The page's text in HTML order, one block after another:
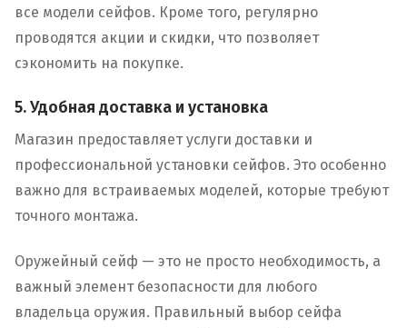
все модели сейфов. Кроме того, регулярно
проводятся акции и скидки, что позволяет
сэкономить на покупке.
5. Удобная доставка и установка
Магазин предоставляет услуги доставки и
профессиональной установки сейфов. Это особенно
важно для встраиваемых моделей, которые требуют
точного монтажа.
Оружейный сейф — это не просто необходимость, а
важный элемент безопасности для любого
владельца оружия. Правильный выбор сейфа